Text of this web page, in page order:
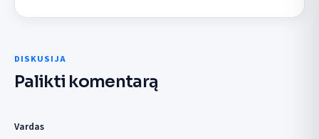
DISKUSIJA
Palikti komentarą
Vardas